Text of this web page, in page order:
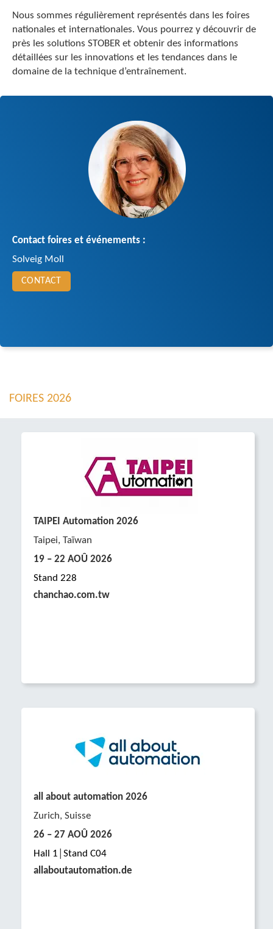
Nous sommes régulièrement représentés dans les foires
nationales et internationales. Vous pourrez y découvrir de
près les solutions STOBER et obtenir des informations
détaillées sur les innovations et les tendances dans le
domaine de la technique d’entraînement.
Contact foires et événements :
Solveig Moll
CONTACT
FOIRES 2026
TAIPEI Automation 2026
Taipei, Taïwan
19 – 22 AOÛ 2026
Stand 228
chanchao.com.tw
all about automation 2026
Zurich, Suisse
26 – 27 AOÛ 2026
Hall 1│Stand C04
allaboutautomation.de